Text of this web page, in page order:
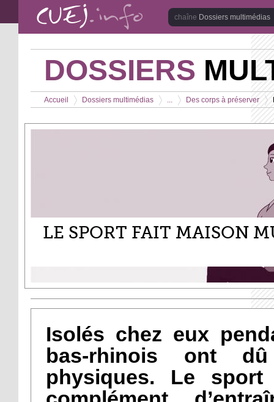
Aller au contenu principal
Dossiers multimédias
DOSSIERS
Vous êtes ici
Accueil
>
Dossiers multimédias
>
...
>
Des corps à préserver
>
LE SPORT FAIT MAISON
Isolés chez eux
bas-rhinois ont
physiques. Le